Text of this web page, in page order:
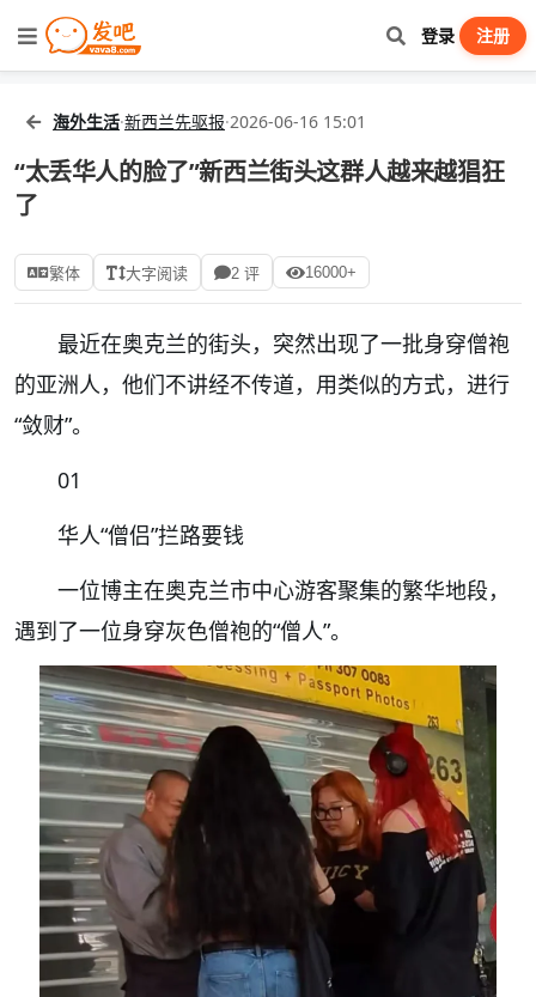
登录 注册
海外生活·新西兰先驱报·2026-06-16 15:01
“太丢华人的脸了”新西兰街头这群人越来越猖狂
了
繁体 大字阅读 2 评 16000+
最近在奥克兰的街头，突然出现了一批身穿僧袍
的亚洲人，他们不讲经不传道，用类似的方式，进行
“敛财”。
01
华人“僧侣”拦路要钱
一位博主在奥克兰市中心游客聚集的繁华地段，
遇到了一位身穿灰色僧袍的“僧人”。